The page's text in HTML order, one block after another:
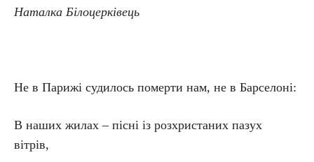
Наталка Білоцерківець
Не в Парижі судилось померти нам, не в Барселоні:
В наших жилах – пісні із розхристаних пазух
вітрів,